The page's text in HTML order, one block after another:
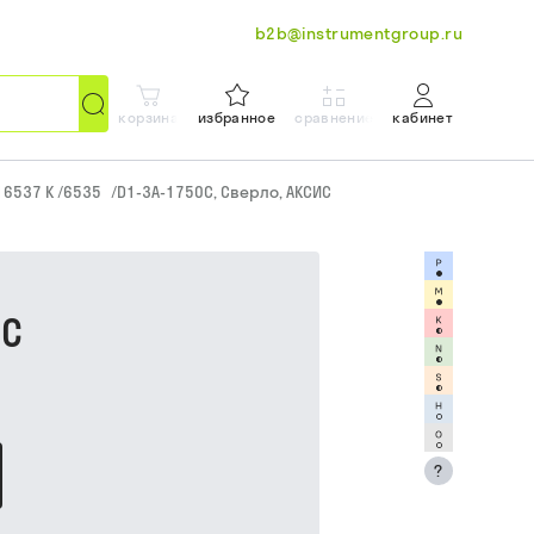
b2b@instrumentgroup.ru
корзина избранное сравнение кабинет
6537 K /6535 /D1-3A-1750C, Сверло, АКСИС
?